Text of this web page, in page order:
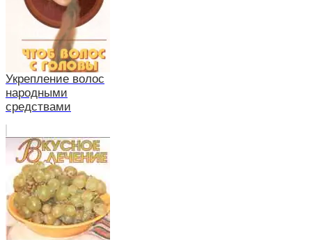
Укрепление волос
народными
средствами